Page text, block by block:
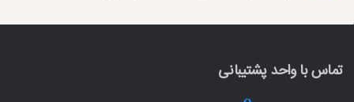
تماس با واحد پشتیبانی